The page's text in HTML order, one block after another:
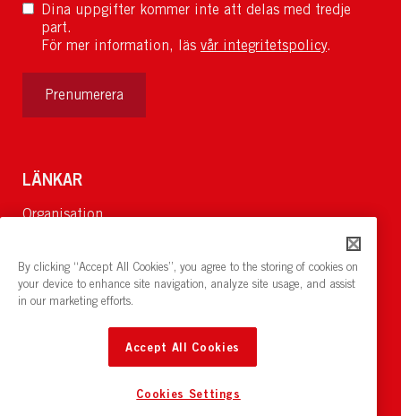
Dina uppgifter kommer inte att delas med tredje
part.
För mer information, läs vår integritetspolicy.
Prenumerera
LÄNKAR
Organisation
Lediga jobb
Nyheter och pressrum
Restaurang och konferens: cirkelnstockholm.se
By clicking “Accept All Cookies”, you agree to the storing of cookies on
your device to enhance site navigation, analyze site usage, and assist
in our marketing efforts.
Accept All Cookies
Cookies Settings